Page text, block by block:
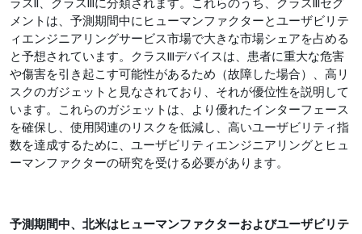
メントは、予測期間中にヒューマンファクターとユーザビリテ
ィエンジニアリングサービス市場で大きな市場シェアを占める
と予想されています。クラスIIIデバイスは、患者に重大な危害
や傷害を引き起こす可能性があるため（故障した場合）、高リ
スクのガジェットと見なされており、それが優位性を説明して
います。これらのガジェットは、より優れたインターフェース
を確保し、使用関連のリスクを低減し、高いユーザビリティ指
数を達成するために、ユーザビリティエンジニアリングとヒュ
ーマンファクターの研究を受ける必要があります。
予測期間中、 北米はヒューマンファクターおよびユーザビリテ